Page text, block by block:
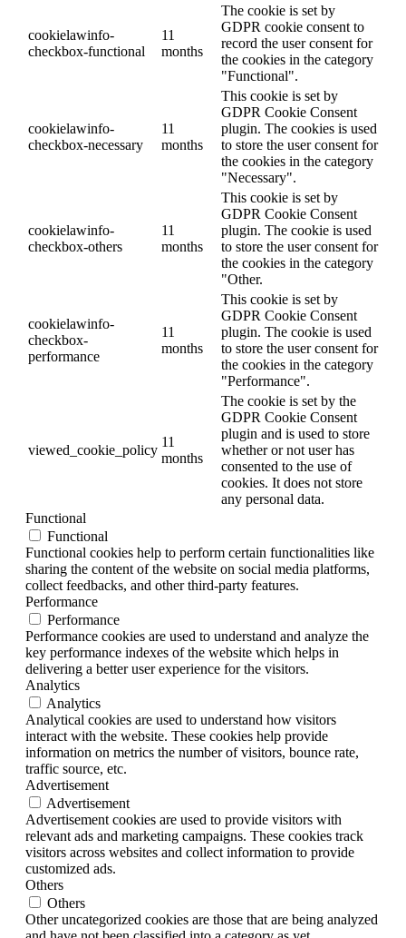
cookielawinfo-
checkbox-functional
11
months
The cookie is set by
GDPR cookie consent to
record the user consent for
the cookies in the category
"Functional".
cookielawinfo-
checkbox-necessary
11
months
This cookie is set by
GDPR Cookie Consent
plugin. The cookies is used
to store the user consent for
the cookies in the category
"Necessary".
cookielawinfo-
checkbox-others
11
months
This cookie is set by
GDPR Cookie Consent
plugin. The cookie is used
to store the user consent for
the cookies in the category
"Other.
cookielawinfo-
checkbox-
performance
11
months
This cookie is set by
GDPR Cookie Consent
plugin. The cookie is used
to store the user consent for
the cookies in the category
"Performance".
viewed_cookie_policy
11
months
The cookie is set by the
GDPR Cookie Consent
plugin and is used to store
whether or not user has
consented to the use of
cookies. It does not store
any personal data.
Functional
Functional
Functional cookies help to perform certain functionalities like
sharing the content of the website on social media platforms,
collect feedbacks, and other third-party features.
Performance
Performance
Performance cookies are used to understand and analyze the
key performance indexes of the website which helps in
delivering a better user experience for the visitors.
Analytics
Analytics
Analytical cookies are used to understand how visitors
interact with the website. These cookies help provide
information on metrics the number of visitors, bounce rate,
traffic source, etc.
Advertisement
Advertisement
Advertisement cookies are used to provide visitors with
relevant ads and marketing campaigns. These cookies track
visitors across websites and collect information to provide
customized ads.
Others
Others
Other uncategorized cookies are those that are being analyzed